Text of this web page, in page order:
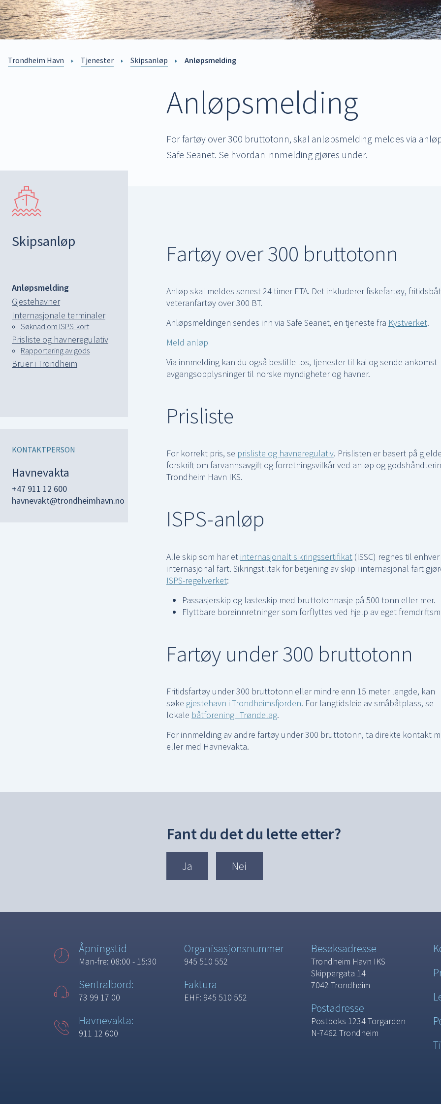
Trondheim Havn Tjenester Skipsanløp Anløpsmelding
Anløpsmelding
For fartøy over 300 bruttotonn, skal anløpsmelding meldes via
Safe Seanet. Se hvordan innmelding gjøres under.
Fartøy over 300 bruttotonn
Anløp skal meldes senest 24 timer ETA. Det inkluderer fiskefartøy,
veteranfartøy over 300 BT.
Anløpsmeldingen sendes inn via Safe Seanet, en tjeneste fra Kystverket.
Meld anløp
Via innmelding kan du også bestille los, tjenester til kai og sende
avgangsopplysninger til norske myndigheter og havner.
Prisliste
For korrekt pris, se prisliste og havneregulativ. Prislisten er basert på
forskrift om farvannsavgift og forretningsvilkår ved anløp og
Trondheim Havn IKS.
ISPS-anløp
Alle skip som har et internasjonalt sikringssertifikat (ISSC) regnes til
internasjonal fart. Sikringstiltak for betjening av skip i internasjonal fart
ISPS-regelverket:
Passasjerskip og lasteskip med bruttotonnasje på 500 tonn eller mer.
Flyttbare boreinnretninger som forflyttes ved hjelp av eget
Fartøy under 300 bruttotonn
Fritidsfartøy under 300 bruttotonn eller mindre enn 15 meter lengde, kan
søke gjestehavn i Trondheimsfjorden. For langtidsleie av småbåtplass, se
lokale båtforening i Trøndelag.
For innmelding av andre fartøy under 300 bruttotonn, ta direkte kontakt
eller med Havnevakta.
Skipsanløp
Anløpsmelding
Gjestehavner
Internasjonale terminaler
Søknad om ISPS-kort
Prisliste og havneregulativ
Rapportering av gods
Bruer i Trondheim
KONTAKTPERSON
Havnevakta
+47 911 12 600
havnevakt@trondheimhavn.no
Fant du det du lette etter?
Ja Nei
Åpningstid
Man-fre: 08:00 - 15:30
Sentralbord:
73 99 17 00
Havnevakta:
911 12 600
Organisasjonsnummer
945 510 552
Faktura
EHF: 945 510 552
Besøksadresse
Trondheim Havn IKS
Skippergata 14
7042 Trondheim
Postadresse
Postboks 1234 Torgarden
N-7462 Trondheim